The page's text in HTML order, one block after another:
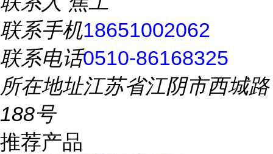
联系手机18651002062
联系电话0510-86168325
所在地址江苏省江阴市西城路
188号
推荐产品